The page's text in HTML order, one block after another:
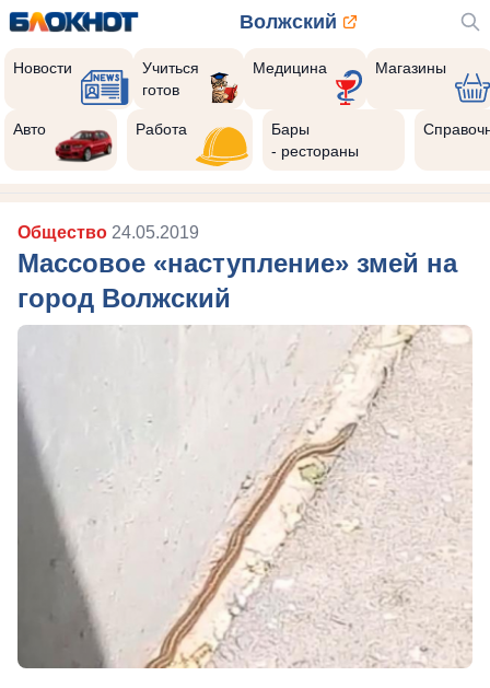
Волжский
Новости
Учиться
готов
Медицина Магазины
Авто Работа
Бары
- рестораны
Общество 24.05.2019
Массовое «наступление» змей на
город Волжский